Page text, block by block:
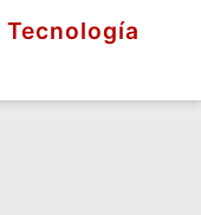
Tecnología